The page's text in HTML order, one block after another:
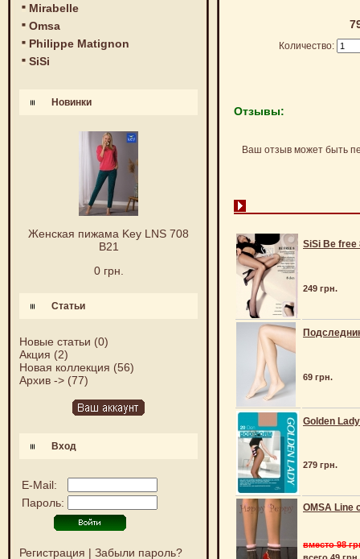
Mirabelle
Omsa
Philippe Matignon
SiSi
Новинки
Женская пижама Key LNS 708
B21
0 грн.
Статьи
Новые статьи (0)
Акция (2)
Новая коллекция (56)
Архив -> (77)
Вход
E-Mail:
Пароль:
Регистрация | Забыли пароль?
Количество:
Отзывы:
Ваш отзыв может быть
SiSi Be free
249 грн.
69 грн.
Golden
279 грн.
OMSA Line
вместо 98